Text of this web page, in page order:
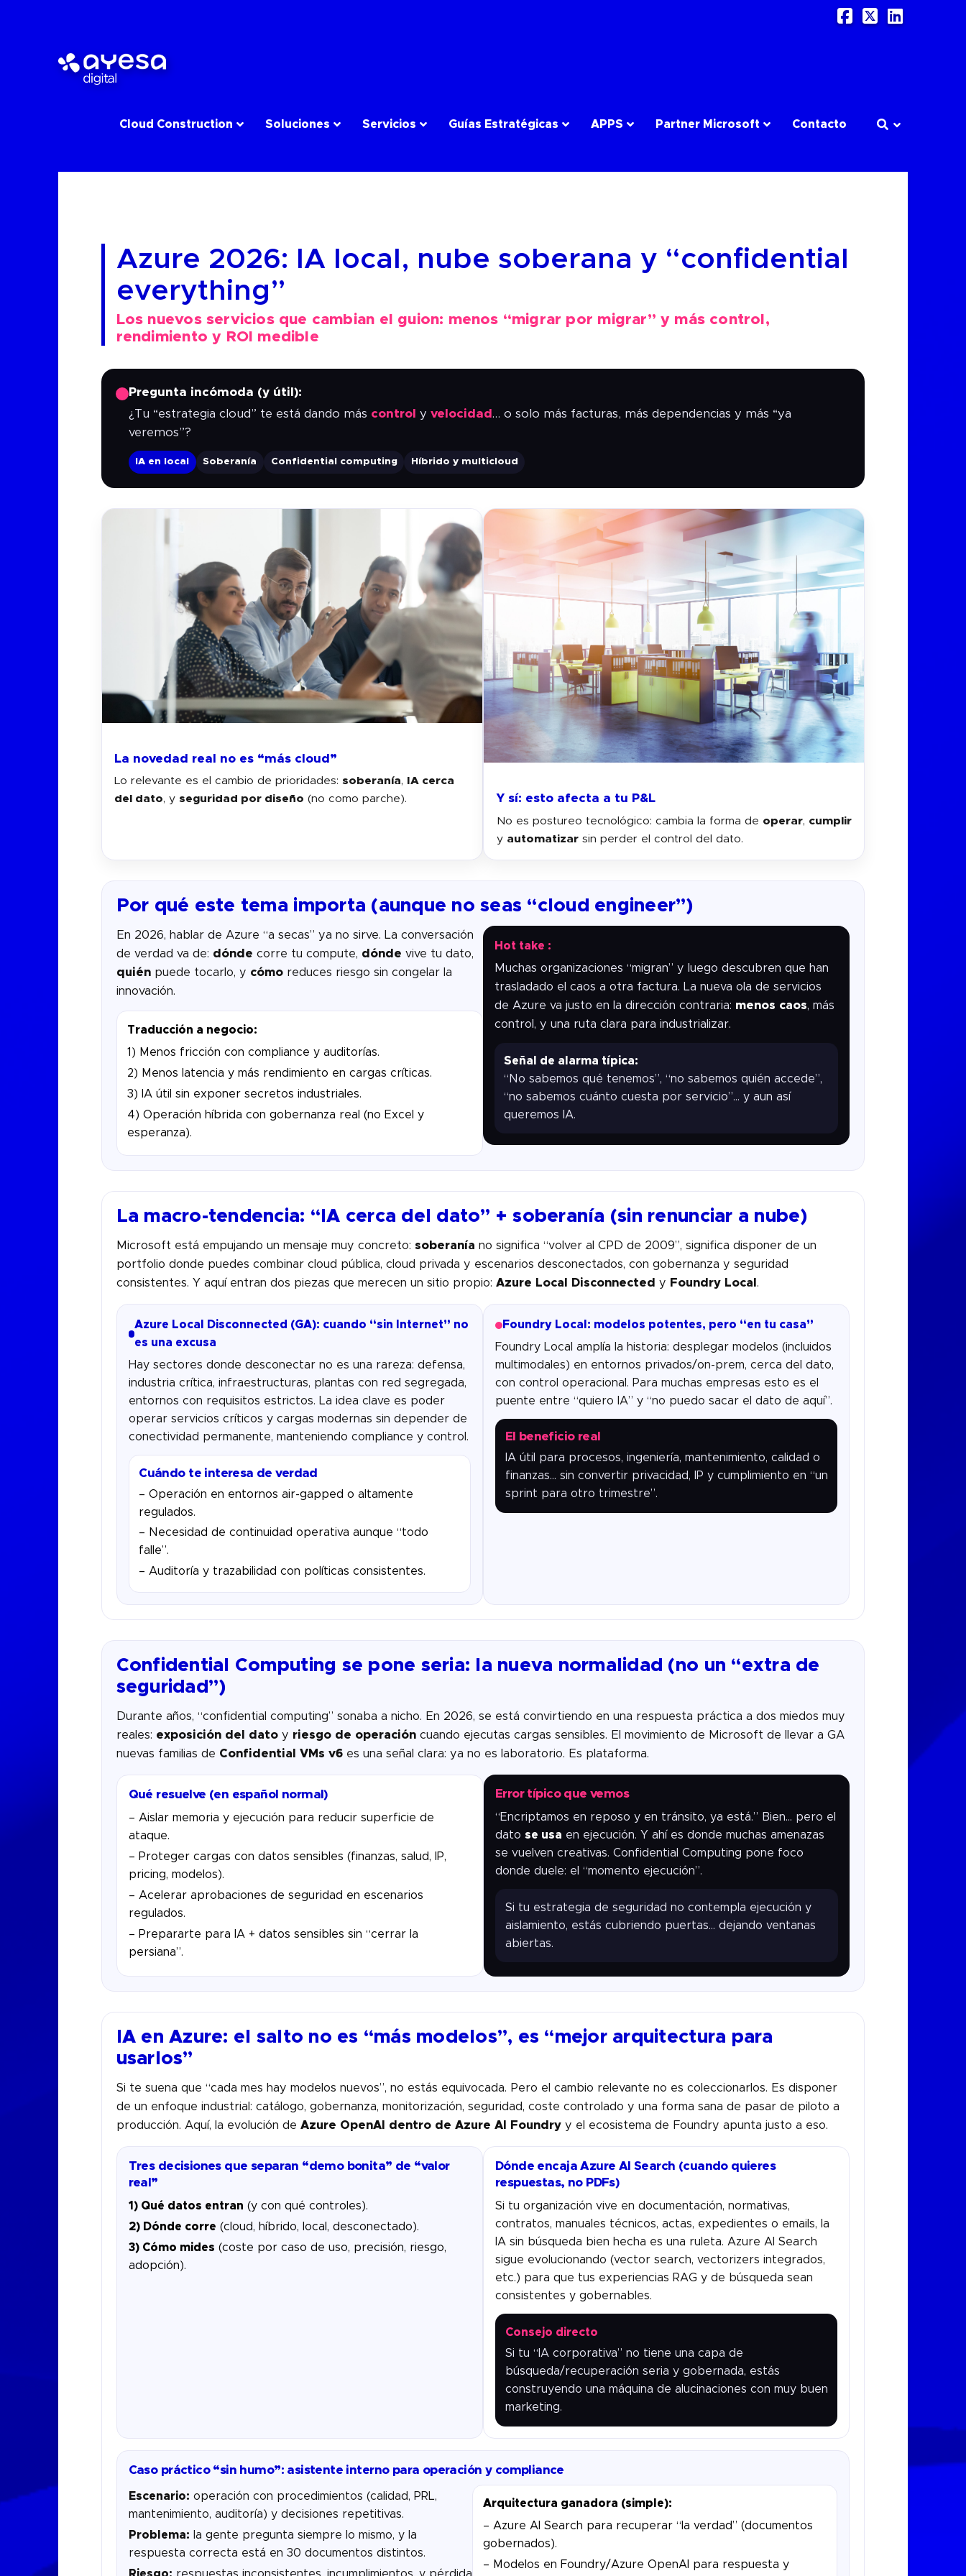
Facebook
X
Cloud Construction Soluciones Servicios Guías Estratégicas APPS Partner Microsoft Contacto
Azure 2026: IA local, nube soberana y “confidential
everything”
Los nuevos servicios que cambian el guion: menos “migrar por migrar” y más control,
rendimiento y ROI medible
Pregunta incómoda (y útil):
¿Tu “estrategia cloud” te está dando más control y velocidad … o solo más facturas, más dependencias y más “ya
veremos”?
IA en local Soberanía Confidential computing Híbrido y multicloud
La novedad real no es “más cloud”
Lo relevante es el cambio de prioridades:soberanía,
IA cerca
del dato, yseguridad por diseño (no como parche). Y sí: esto afecta a tu P&L
No es postureo tecnológico: cambia la forma de operar, cumplir
y automatizarsin perder el control del dato.
Por qué este tema importa (aunque no seas “cloud engineer”)
En 2026, hablar de Azure “a secas” ya no sirve. La conversación
de verdad va de: dónde corre tu compute, dónde vive tu dato,
quiénpuede tocarlo, y cómoreduces riesgo sin congelar la
innovación.
Traducción a negocio:
1) Menos fricción con compliance y auditorías.
2) Menos latencia y más rendimiento en cargas críticas.
3) IA útil sin exponer secretos industriales.
4) Operación híbrida con gobernanza real (no Excel y
esperanza).
Hot take :
Muchas organizaciones “migran” y luego descubren que han
trasladado el caos a otra factura. La nueva ola de servicios
de Azure va justo en la dirección contraria: menos caos, más
control, y una ruta clara para industrializar.
Señal de alarma típica:
“No sabemos qué tenemos”, “no sabemos quién accede”,
“no sabemos cuánto cuesta por servicio”… y aun así
queremos IA.
La macro-tendencia: “IA cerca del dato” + soberanía (sin renunciar a nube)
Microsoft está empujando un mensaje muy concreto: soberanía no significa “volver al CPD de 2009”, significa disponer de un
portfolio donde puedes combinar cloud pública, cloud privada y escenarios desconectados, con gobernanza y seguridad
consistentes. Y aquí entran dos piezas que merecen un sitio propio: Azure Local Disconnected y Foundry Local .
Azure Local Disconnected (GA): cuando “sin Internet” no
es una excusa
Hay sectores donde desconectar no es una rareza: defensa,
industria crítica, infraestructuras, plantas con red segregada,
entornos con requisitos estrictos. La idea clave es poder
operar servicios críticos y cargas modernas sin depender de
conectividad permanente, manteniendo compliance y control.
Cuándo te interesa de verdad
– Operación en entornos air-gapped o altamente
regulados.
– Necesidad de continuidad operativa aunque “todo
falle”.
– Auditoría y trazabilidad con políticas consistentes.
Foundry Local: modelos potentes, pero “en tu casa”
Foundry Local amplía la historia: desplegar modelos (incluidos
multimodales) en entornos privados/on-prem, cerca del dato,
con control operacional. Para muchas empresas esto es el
puente entre “quiero IA” y “no puedo sacar el dato de aquí”.
El beneficio real
IA útil para procesos, ingeniería, mantenimiento, calidad o
finanzas… sin convertir privacidad, IP y cumplimiento en “un
sprint para otro trimestre”.
Confidential Computing se pone seria: la nueva normalidad (no un “extra de
seguridad”)
Durante años, “confidential computing” sonaba a nicho. En 2026, se está convirtiendo en una respuesta práctica a dos miedos muy
reales: exposición del datoy riesgo de operacióncuando ejecutas cargas sensibles. El movimiento de Microsoft de llevar a GA
nuevas familias de Confidential VMs v6es una señal clara: ya no es laboratorio. Es plataforma.
Qué resuelve (en español normal)
– Aislar memoria y ejecución para reducir superficie de
ataque.
– Proteger cargas con datos sensibles (finanzas, salud, IP,
pricing, modelos).
– Acelerar aprobaciones de seguridad en escenarios
regulados.
– Prepararte para IA + datos sensibles sin “cerrar la
persiana”.
Error típico que vemos
“Encriptamos en reposo y en tránsito, ya está.” Bien… pero el
dato se usa en ejecución. Y ahí es donde muchas amenazas
se vuelven creativas. Confidential Computing pone foco
donde duele: el “momento ejecución”.
Si tu estrategia de seguridad no contempla ejecución y
aislamiento, estás cubriendo puertas… dejando ventanas
abiertas.
IA en Azure: el salto no es “más modelos”, es “mejor arquitectura para
usarlos”
Si te suena que “cada mes hay modelos nuevos”, no estás equivocada. Pero el cambio relevante no es coleccionarlos. Es disponer
de un enfoque industrial: catálogo, gobernanza, monitorización, seguridad, coste controlado y una forma sana de pasar de piloto a
producción. Aquí, la evolución de Azure OpenAI dentro de Azure AI Foundryy el ecosistema de Foundry apunta justo a eso.
Tres decisiones que separan “demo bonita” de “valor
real”
1) Qué datos entran (y con qué controles).
2) Dónde corre (cloud, híbrido, local, desconectado).
3) Cómo mides (coste por caso de uso, precisión, riesgo,
adopción).
Dónde encaja Azure AI Search (cuando quieres
respuestas, no PDFs)
Si tu organización vive en documentación, normativas,
contratos, manuales técnicos, actas, expedientes o emails, la
IA sin búsqueda bien hecha es una ruleta. Azure AI Search
sigue evolucionando (vector search, vectorizers integrados,
etc.) para que tus experiencias RAG y de búsqueda sean
consistentes y gobernables.
Consejo directo
Si tu “IA corporativa” no tiene una capa de
búsqueda/recuperación seria y gobernada, estás
construyendo una máquina de alucinaciones con muy buen
marketing.
Caso práctico “sin humo”: asistente interno para operación y compliance
Escenario: operación con procedimientos (calidad, PRL,
mantenimiento, auditoría) y decisiones repetitivas.
Problema: la gente pregunta siempre lo mismo, y la
respuesta correcta está en 30 documentos distintos.
Riesgo: respuestas inconsistentes, incumplimientos, y pérdida
Arquitectura ganadora (simple):
– Azure AI Search para recuperar “la verdad” (documentos
gobernados).
– Modelos en Foundry/Azure OpenAI para respuesta y